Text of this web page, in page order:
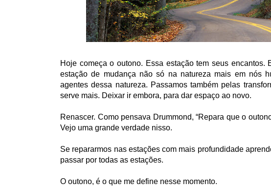
Hoje começa o outono. Essa estação tem seus encantos.
estação de mudança não só na natureza mais em nós
agentes dessa natureza. Passamos também pelas
serve mais. Deixar ir embora, para dar espaço ao novo.
Renascer. Como pensava Drummond, “Repara que o
Vejo uma grande verdade nisso.
Se repararmos nas estações com mais profundidade
passar por todas as estações.
O outono, é o que me define nesse momento.